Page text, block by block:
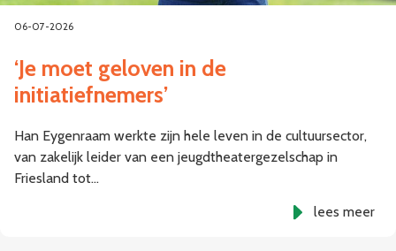
06-07-2026
‘Je moet geloven in de
initiatiefnemers’
Han Eygenraam werkte zijn hele leven in de cultuursector,
van zakelijk leider van een jeugdtheatergezelschap in
Friesland tot…
lees meer